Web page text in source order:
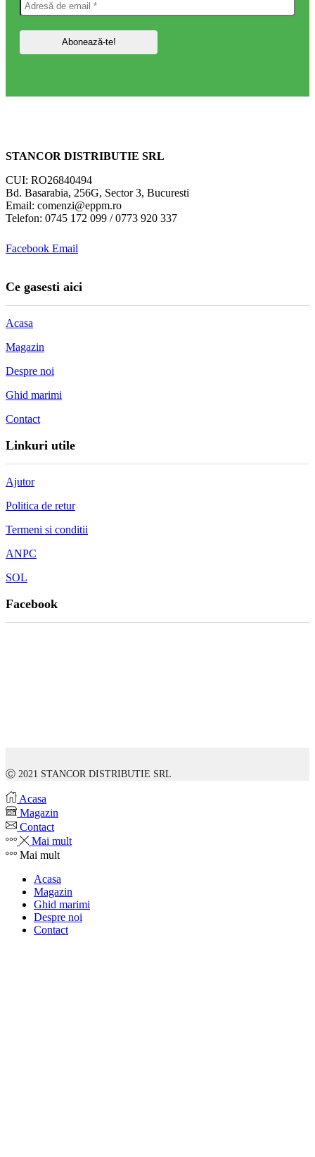
STANCOR DISTRIBUTIE SRL
CUI: RO26840494
Bd. Basarabia, 256G, Sector 3, Bucuresti
Email: comenzi@eppm.ro
Telefon: 0745 172 099 / 0773 920 337
Facebook Email
Ce gasesti aici
Acasa
Magazin
Despre noi
Ghid marimi
Contact
Linkuri utile
Ajutor
Politica de retur
Termeni si conditii
ANPC
SOL
Facebook
Ⓒ 2021 STANCOR DISTRIBUTIE SRL
Acasa
Magazin
Contact
Mai mult
Mai mult
Acasa
Magazin
Ghid marimi
Despre noi
Contact